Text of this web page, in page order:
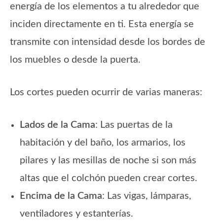
energía de los elementos a tu alrededor que
inciden directamente en ti. Esta energía se
transmite con intensidad desde los bordes de
los muebles o desde la puerta.
Los cortes pueden ocurrir de varias maneras:
Lados de la Cama: Las puertas de la
habitación y del baño, los armarios, los
pilares y las mesillas de noche si son más
altas que el colchón pueden crear cortes.
Encima de la Cama: Las vigas, lámparas,
ventiladores y estanterías.